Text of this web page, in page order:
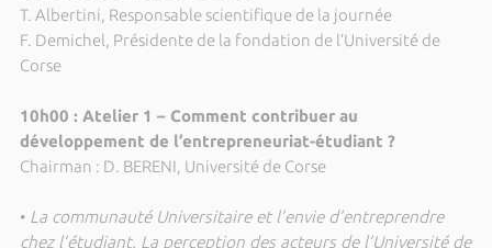
T. Albertini, Responsable scientifique de la journée
F. Demichel, Présidente de la fondation de l’Université de
Corse
10h00 : Atelier 1 – Comment contribuer au
développement de l’entrepreneuriat-étudiant ?
Chairman : D. BERENI, Université de Corse
•La communauté Universitaire et l’envie d’entreprendre
chez l’étudiant. La perception des acteurs de l’Université de